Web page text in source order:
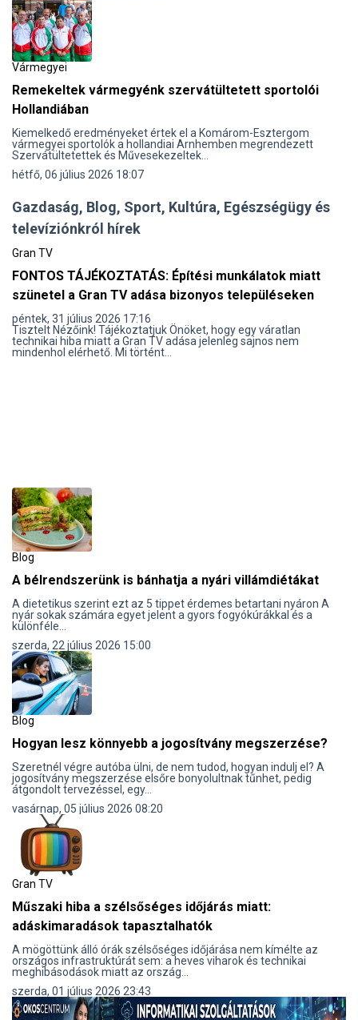
Vármegyei
Remekeltek vármegyénk szervátültetett sportolói
Hollandiában
Kiemelkedő eredményeket értek el a Komárom-Esztergom
vármegyei sportolók a hollandiai Arnhemben megrendezett
Szervátültetettek és Művesekezeltek...
hétfő, 06 július 2026 18:07
Gazdaság, Blog, Sport, Kultúra, Egészségügy és
televíziónkról hírek
Gran TV
FONTOS TÁJÉKOZTATÁS: Építési munkálatok miatt
szünetel a Gran TV adása bizonyos településeken
péntek, 31 július 2026 17:16
Tisztelt Nézőink! Tájékoztatjuk Önöket, hogy egy váratlan
technikai hiba miatt a Gran TV adása jelenleg sajnos nem
mindenhol elérhető. Mi történt...
Blog
A bélrendszerünk is bánhatja a nyári villámdiétákat
A dietetikus szerint ezt az 5 tippet érdemes betartani nyáron A
nyár sokak számára egyet jelent a gyors fogyókúrákkal és a
különféle...
szerda, 22 július 2026 15:00
Blog
Hogyan lesz könnyebb a jogosítvány megszerzése?
Szeretnél végre autóba ülni, de nem tudod, hogyan indulj el? A
jogosítvány megszerzése elsőre bonyolultnak tűnhet, pedig
átgondolt tervezéssel, egy...
vasárnap, 05 július 2026 08:20
Gran TV
Műszaki hiba a szélsőséges időjárás miatt:
adáskimaradások tapasztalhatók
A mögöttünk álló órák szélsőséges időjárása nem kímélte az
országos infrastruktúrát sem: a heves viharok és technikai
meghibásodások miatt az ország...
szerda, 01 július 2026 23:43